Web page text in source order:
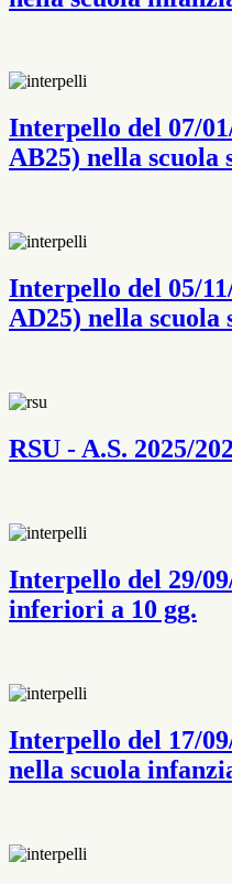
Interpello del 07/
AB25) nella scuola
Interpello del 05/
AD25) nella scuola
RSU - A.S. 2025/
Interpello del 29/
inferiori a 10 gg.
Interpello del 17/
nella scuola